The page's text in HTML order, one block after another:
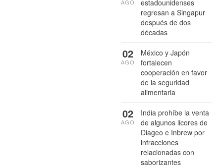
estadounidenses
regresan a Singapur
después de dos
décadas
AGO
México y Japón
fortalecen
cooperación en favor
de la seguridad
alimentaria
02
AGO
India prohíbe la venta
de algunos licores de
Diageo e Inbrew por
infracciones
relacionadas con
saborizantes
02
AGO